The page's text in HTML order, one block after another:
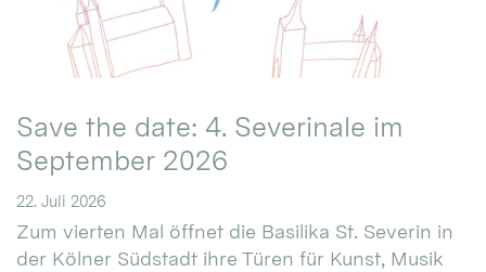
Save the date: 4. Severinale im
September 2026
22. Juli 2026
Zum vierten Mal öffnet die Basilika St. Severin in
der Kölner Südstadt ihre Türen für Kunst, Musik